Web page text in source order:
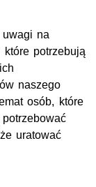
na
potrzebują
naszego
osób, które
uratować